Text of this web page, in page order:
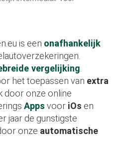
is een onafhankelijk
vergelijking
het toepassen van extra
door onze online
Apps voor iOs en
jaar de gunstigste
onze automatische